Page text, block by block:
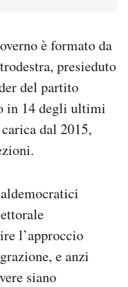
è formato da
presieduto
del partito
in 14 degli ultimi
dal 2015,
l’approccio
e anzi
siano